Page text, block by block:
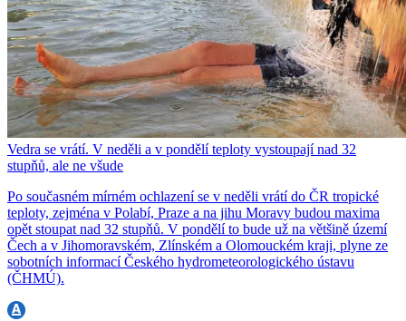
Vedra se vrátí. V neděli a v pondělí teploty vystoupají nad 32
stupňů, ale ne všude
Po současném mírném ochlazení se v neděli vrátí do ČR tropické
teploty, zejména v Polabí, Praze a na jihu Moravy budou maxima
opět stoupat nad 32 stupňů. V pondělí to bude už na většině území
Čech a v Jihomoravském, Zlínském a Olomouckém kraji, plyne ze
sobotních informací Českého hydrometeorologického ústavu
(ČHMÚ).